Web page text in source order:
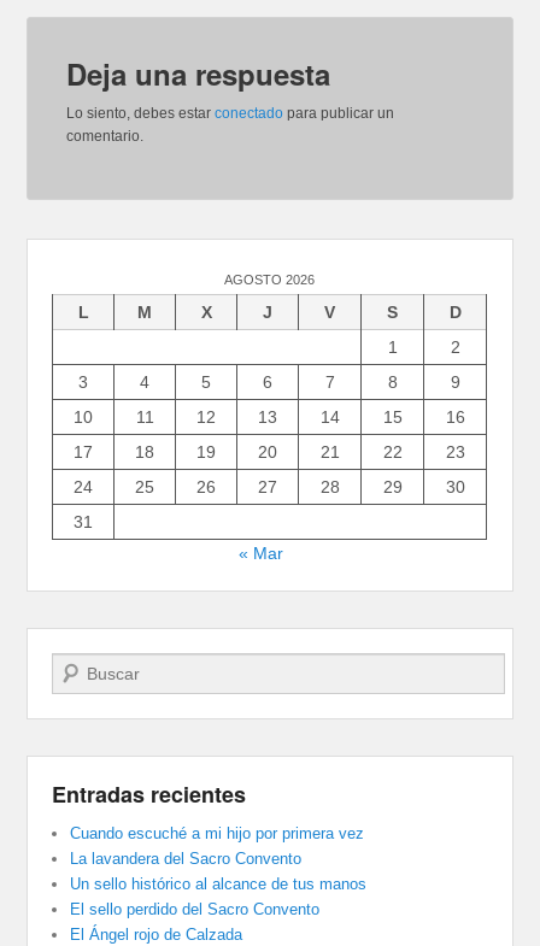
Deja una respuesta
Lo siento, debes estarconectado para publicar un
comentario.
AGOSTO 2026
L M X J V S
D
1
2
3
4 5 6 7 8
9
10
11 12 13 14 15
16
17
18 19 20 21 22
23
24
25 26 27 28 29
30
31
« Mar
Buscar
Entradas recientes
Cuando escuché a mi hijo por primera vez
La lavandera del Sacro Convento
Un sello histórico al alcance de tus manos
El sello perdido del Sacro Convento
El Ángel rojo de Calzada